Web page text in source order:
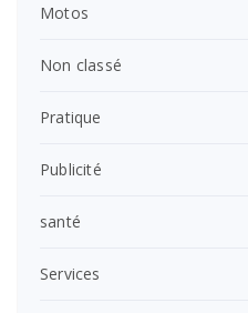
Motos
Non classé
Pratique
Publicité
santé
Services